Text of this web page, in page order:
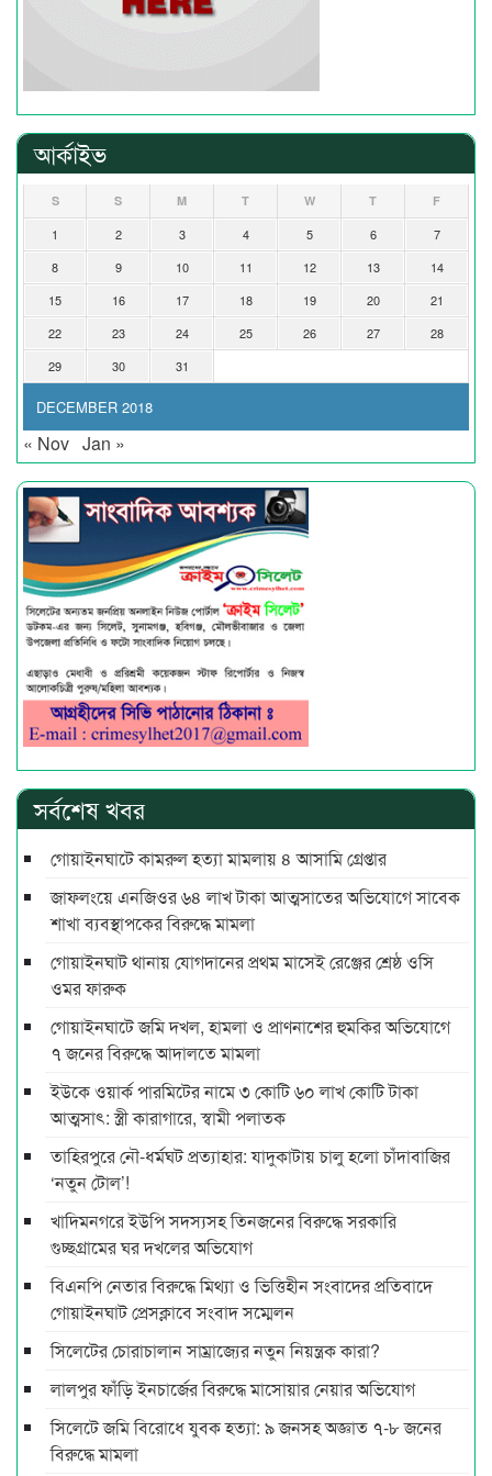
আর্কাইভ
DECEMBER 2018
S S M T W T F
1 2 3 4 5 6
7
8
9 10 11 12 13
14
15
16 17 18 19 20
21
22
23 24 25 26 27
28
29
30 31
« Nov Jan »
সর্বশেষ খবর
গোয়াইনঘাটে কামরুল হত্যা মামলায় ৪ আসামি গ্রেপ্তার
জাফলংয়ে এনজিওর ৬৪ লাখ টাকা আত্মসাতের অভিযোগে সাবেক
শাখা ব্যবস্থাপকের বিরুদ্ধে মামলা
গোয়াইনঘাট থানায় যোগদানের প্রথম মাসেই রেঞ্জের শ্রেষ্ঠ ওসি
ওমর ফারুক
গোয়াইনঘাটে জমি দখল, হামলা ও প্রাণনাশের হুমকির অভিযোগে
৭ জনের বিরুদ্ধে আদালতে মামলা
ইউকে ওয়ার্ক পারমিটের নামে ৩ কোটি ৬০ লাখ কোটি টাকা
আত্মসাৎ: স্ত্রী কারাগারে, স্বামী পলাতক
তাহিরপুরে নৌ-ধর্মঘট প্রত্যাহার: যাদুকাটায় চালু হলো চাঁদাবাজির
‘নতুন টোল’!
খাদিমনগরে ইউপি সদস্যসহ তিনজনের বিরুদ্ধে সরকারি
গুচ্ছগ্রামের ঘর দখলের অভিযোগ
বিএনপি নেতার বিরুদ্ধে মিথ্যা ও ভিত্তিহীন সংবাদের প্রতিবাদে
গোয়াইনঘাট প্রেসক্লাবে সংবাদ সম্মেলন
সিলেটের চোরাচালান সাম্রাজ্যের নতুন নিয়ন্ত্রক কারা?
লালপুর ফাঁড়ি ইনচার্জের বিরুদ্ধে মাসোয়ার নেয়ার অভিযোগ
সিলেটে জমি বিরোধে যুবক হত্যা: ৯ জনসহ অজ্ঞাত ৭-৮ জনের
বিরুদ্ধে মামলা